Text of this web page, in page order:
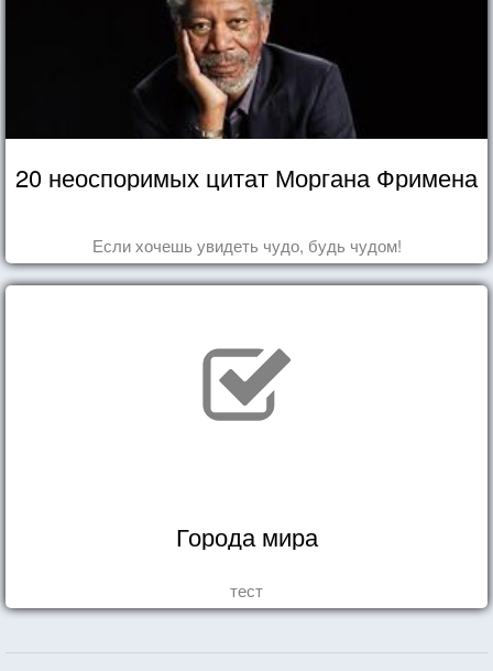
20 неоспоримых цитат Моргана Фримена
Если хочешь увидеть чудо, будь чудом!
Города мира
тест